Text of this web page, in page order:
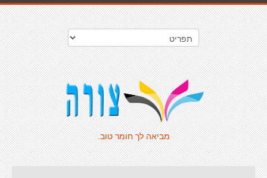
מביאה לך חומר טוב.